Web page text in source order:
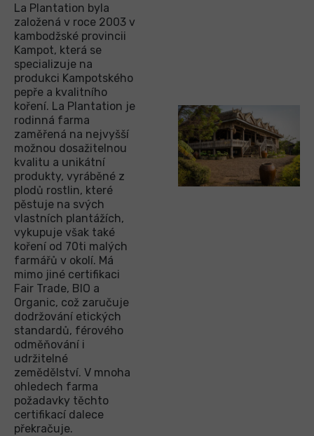
La Plantation byla
založená v roce 2003 v
kambodžské provincii
Kampot, která se
specializuje na
produkci Kampotského
pepře a kvalitního
koření. La Plantation je
rodinná farma
zaměřená na nejvyšší
možnou dosažitelnou
kvalitu a unikátní
produkty, vyráběné z
plodů rostlin, které
pěstuje na svých
vlastních plantážích,
vykupuje však také
koření od 70ti malých
farmářů v okolí. Má
mimo jiné certifikaci
Fair Trade, BIO a
Organic, což zaručuje
dodržování etických
standardů, férového
odměňování i
udržitelné
zemědělství. V mnoha
ohledech farma
požadavky těchto
certifikací dalece
překračuje.